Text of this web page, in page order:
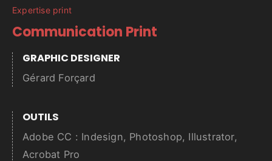
Expertise print
Communication Print
GRAPHIC DESIGNER
Gérard Forçard
OUTILS
Adobe CC : Indesign, Photoshop, Illustrator,
Acrobat Pro